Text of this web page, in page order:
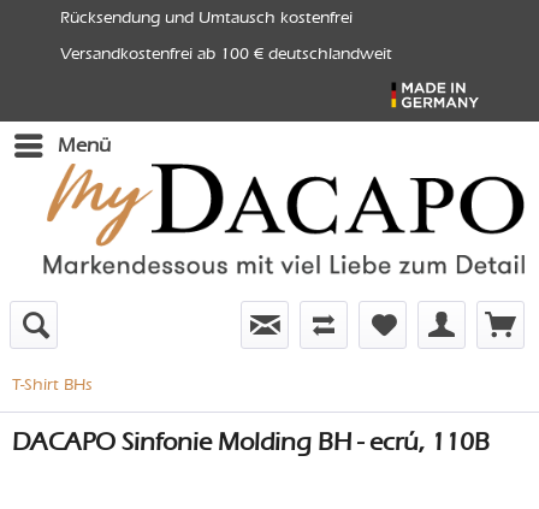
Rücksendung und Umtausch kostenfrei
Versandkostenfrei ab 100 € deutschlandweit
Menü
T-Shirt BHs
DACAPO Sinfonie Molding BH - ecrú, 110B